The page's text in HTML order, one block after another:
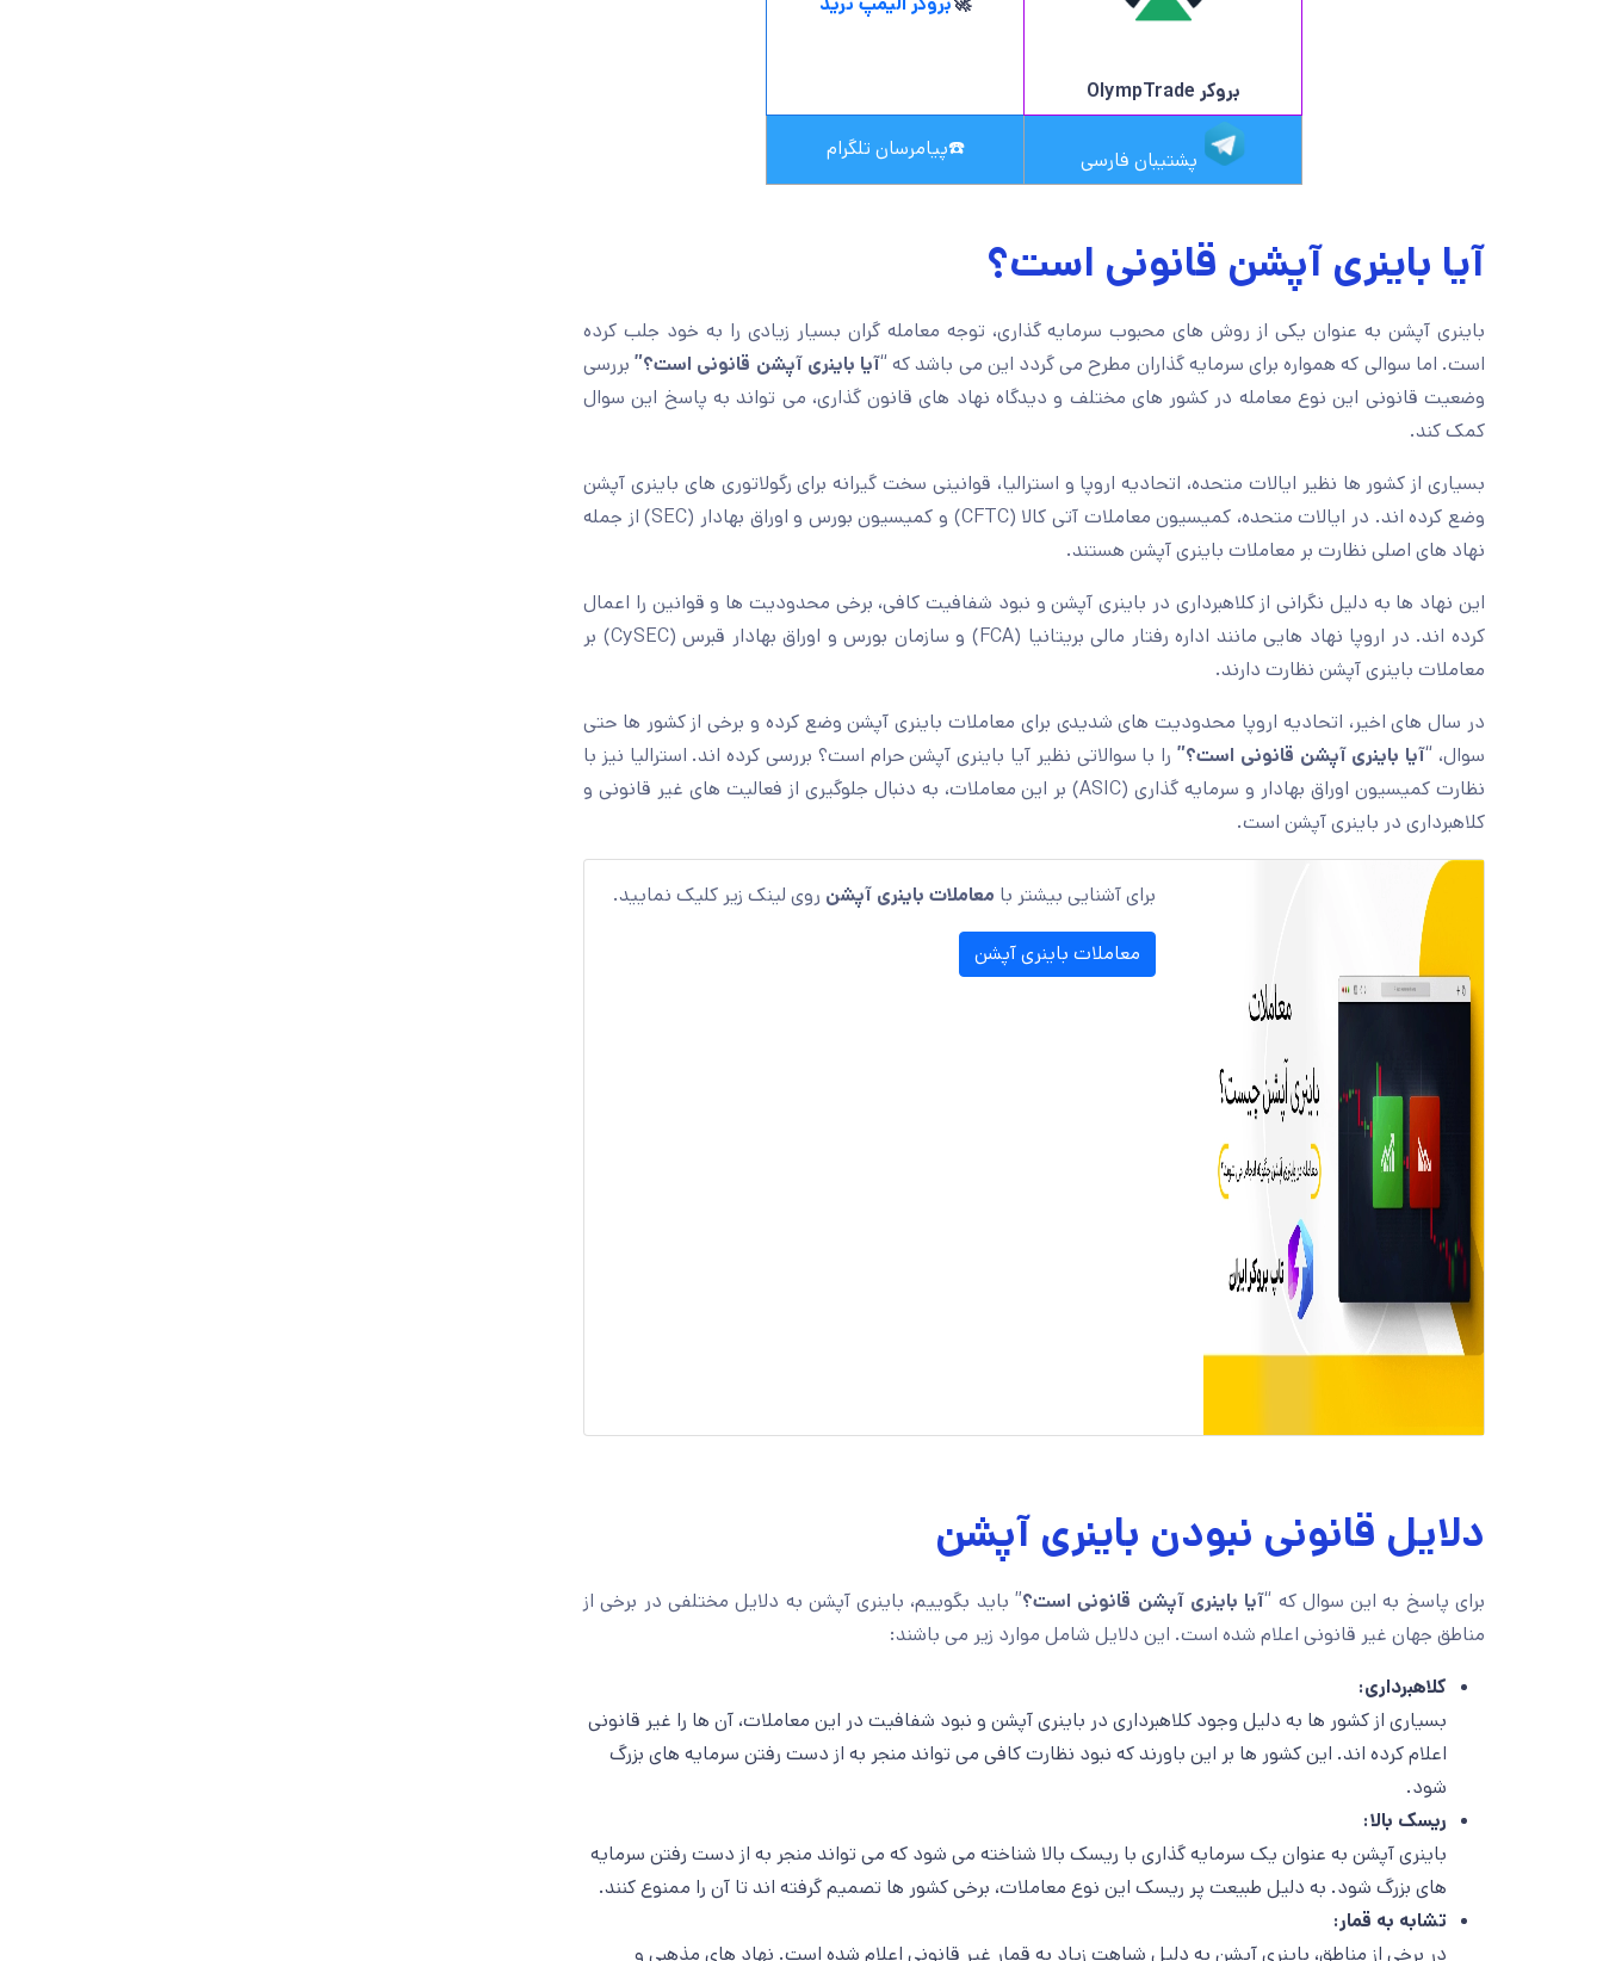
بروکر OlympTrade
پشتیبان فارسی ☎️پیامرسان تلگرام
آیا باینری آپشن قانونی است؟
باینری آپشن به عنوان یکی از روش های محبوب سرمایه گذاری، توجه معامله گران بسیار زیادی را به خود جلب کرده
است. اما سوالی که همواره برای سرمایه گذاران مطرح می گردد این می باشد که “آیا باینری آپشن قانونی است؟”بررسی
وضعیت قانونی این نوع معامله در کشور های مختلف و دیدگاه نهاد های قانون گذاری، می تواند به پاسخ این سوال
کمک کند.
بسیاری از کشور ها نظیر ایالات متحده، اتحادیه اروپا و استرالیا، قوانینی سخت گیرانه برای رگولاتوری های باینری آپشن
وضع کرده اند. در ایالات متحده، کمیسیون معاملات آتی کالا (CFTC) و کمیسیون بورس و اوراق بهادار (SEC) از جمله
نهاد های اصلی نظارت بر معاملات باینری آپشن هستند.
این نهاد ها به دلیل نگرانی از کلاهبرداری در باینری آپشن و نبود شفافیت کافی، برخی محدودیت ها و قوانین را اعمال
کرده اند. در اروپا نهاد هایی مانند اداره رفتار مالی بریتانیا (FCA) و سازمان بورس و اوراق بهادار قبرس (CySEC) بر
معاملات باینری آپشن نظارت دارند.
در سال های اخیر، اتحادیه اروپا محدودیت های شدیدی برای معاملات باینری آپشن وضع کرده و برخی از کشور ها حتی
سوال، “آیا باینری آپشن قانونی است؟” را با سوالاتی نظیر آیا باینری آپشن حرام است؟ بررسی کرده اند. استرالیا نیز با
نظارت کمیسیون اوراق بهادار و سرمایه گذاری (ASIC) بر این معاملات، به دنبال جلوگیری از فعالیت های غیر قانونی و
کلاهبرداری در باینری آپشن است.
برای آشنایی بیشتر با معاملات باینری آپشن روی لینک زیر کلیک نمایید.
معاملات باینری آپشن
دلایل قانونی نبودن باینری آپشن
برای پاسخ به این سوال که “آیا باینری آپشن قانونی است؟” باید بگوییم، باینری آپشن به دلایل مختلفی در برخی از
مناطق جهان غیر قانونی اعلام شده است. این دلایل شامل موارد زیر می باشند:
کلاهبرداری:
بسیاری از کشور ها به دلیل وجود کلاهبرداری در باینری آپشن و نبود شفافیت در این معاملات، آن ها را غیر قانونی
اعلام کرده اند. این کشور ها بر این باورند که نبود نظارت کافی می تواند منجر به از دست رفتن سرمایه های بزرگ
شود.
ریسک بالا:
باینری آپشن به عنوان یک سرمایه گذاری با ریسک بالا شناخته می شود که می تواند منجر به از دست رفتن سرمایه
های بزرگ شود. به دلیل طبیعت پر ریسک این نوع معاملات، برخی کشور ها تصمیم گرفته اند تا آن را ممنوع کنند.
تشابه به قمار:
در برخی از مناطق، باینری آپشن به دلیل شباهت زیاد به قمار غیر قانونی اعلام شده است. نهاد های مذهبی و